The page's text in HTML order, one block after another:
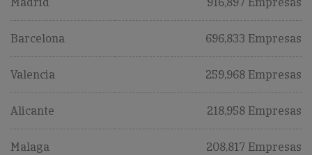
Barcelona 696,833 Empresas
Valencia 259,968 Empresas
Alicante 218,958 Empresas
Malaga 208,817 Empresas